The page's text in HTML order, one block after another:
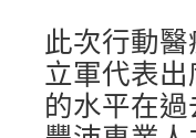
此次行動
立軍代表
的水平在